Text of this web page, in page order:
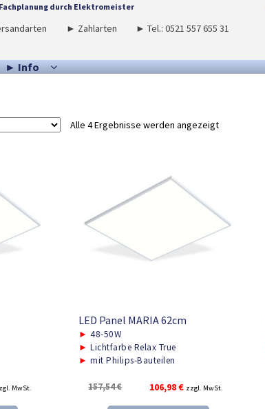
durch Elektromeister
► Zahlarten ► Tel.: 0521 557 655 31
► Info
Alle 4 Ergebnisse werden angezeigt
MwSt.
LED Panel MARIA 62cm
► 48-50W
► Lichtfarbe Relax True
► mit Philips-Bauteilen
157,54€
Ursprünglicher
106,98€Aktueller
zzgl. MwSt.